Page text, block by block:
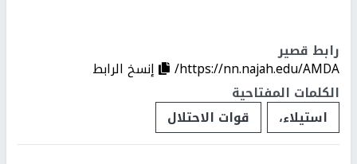
رابط قصير
https://nn.najah.edu/AMDA/
إنسخ الرابط
الكلمات المفتاحية
استيلاء،
قوات الاحتلال